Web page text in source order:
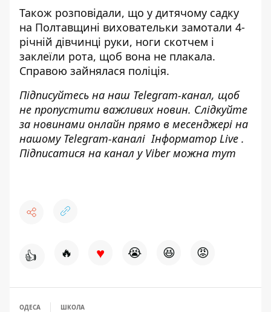
Також розповідали, що у дитячому садку
на Полтавщині виховательки замотали 4-
річній дівчинці руки, ноги скотчем і
заклеїли рота, щоб вона не плакала.
Справою зайнялася поліція.
Підписуйтесь на наш Telegram-канал, щоб
не пропустити важливих новин. Слідкуйте
за новинами онлайн прямо в месенджері на
нашому Telegram-каналіІнформатор Live .
Підписатися на канал у Viber можна тут
👍 🔥 ♥ 😭 😆 😡
ОДЕСА ШКОЛА